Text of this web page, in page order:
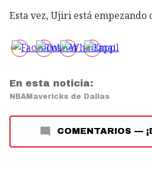
Esta vez, Ujiri está empezando
En esta noticia:
NBA Mavericks de Dallas
COMENTARIOS —